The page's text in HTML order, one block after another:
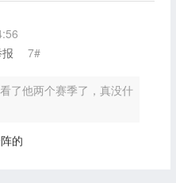
7#
了他两个赛季了，真没什
的